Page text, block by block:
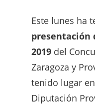
Este lunes ha
presentación
2019del
Zaragoza y
tenido lugar
Diputación